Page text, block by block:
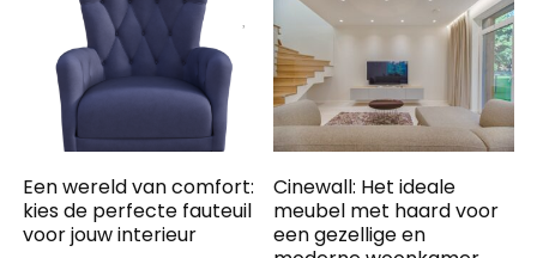
Een wereld van comfort:
kies de perfecte fauteuil
voor jouw interieur
Cinewall: Het ideale
meubel met haard voor
een gezellige en